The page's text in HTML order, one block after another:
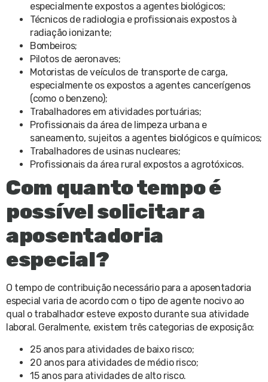
especialmente expostos a agentes biológicos;
Técnicos de radiologia e profissionais expostos à
radiação ionizante;
Bombeiros;
Pilotos de aeronaves;
Motoristas de veículos de transporte de carga,
especialmente os expostos a agentes cancerígenos
(como o benzeno);
Trabalhadores em atividades portuárias;
Profissionais da área de limpeza urbana e
saneamento, sujeitos a agentes biológicos e químicos;
Trabalhadores de usinas nucleares;
Profissionais da área rural expostos a agrotóxicos.
Com quanto tempo é
possível solicitar a
aposentadoria
especial?
O tempo de contribuição necessário para a aposentadoria
especial varia de acordo com o tipo de agente nocivo ao
qual o trabalhador esteve exposto durante sua atividade
laboral. Geralmente, existem três categorias de exposição:
25 anos para atividades de baixo risco;
20 anos para atividades de médio risco;
15 anos para atividades de alto risco.